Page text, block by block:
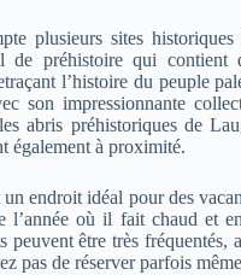
plusieurs sites
de préhistoire qui contient
l’histoire du peuple
son impressionnante
abris préhistoriques de
également à proximité.
endroit idéal pour des
l’année où il fait chaud et
peuvent être très fréquentés,
pas de réserver parfois